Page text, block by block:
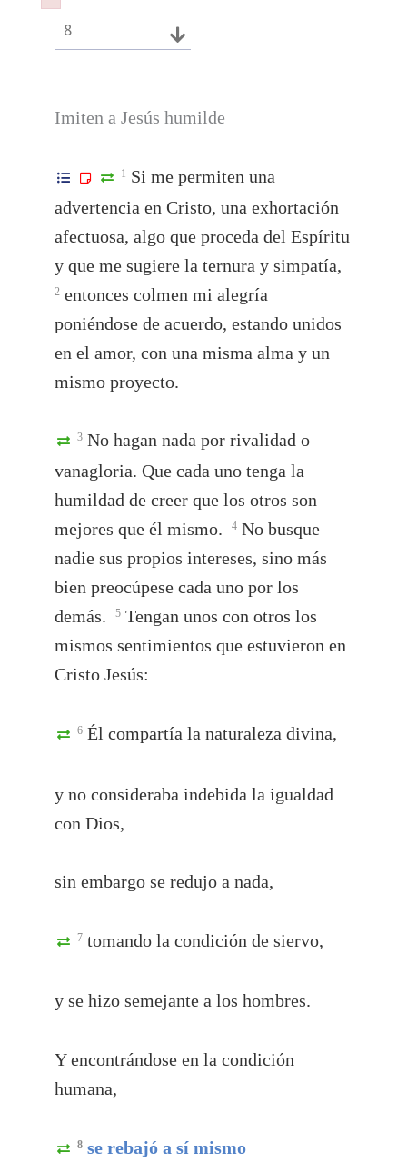
8
Imiten a Jesús humilde
1 Si me permiten una
advertencia en Cristo, una exhortación
afectuosa, algo que proceda del Espíritu
y que me sugiere la ternura y simpatía,
2 entonces colmen mi alegría
poniéndose de acuerdo, estando unidos
en el amor, con una misma alma y un
mismo proyecto.
3 No hagan nada por rivalidad o
vanagloria. Que cada uno tenga la
humildad de creer que los otros son
mejores que él mismo.
4 No busque
nadie sus propios intereses, sino más
bien preocúpese cada uno por los
demás.
5 Tengan unos con otros los
mismos sentimientos que estuvieron en
Cristo Jesús:
6 Él compartía la naturaleza divina,
y no consideraba indebida la igualdad
con Dios,
sin embargo se redujo a nada,
7 tomando la condición de siervo,
y se hizo semejante a los hombres.
Y encontrándose en la condición
humana,
8 se rebajó a sí mismo
Failed to initialize plugin: wplink
Failed to initialize plugin: wplink